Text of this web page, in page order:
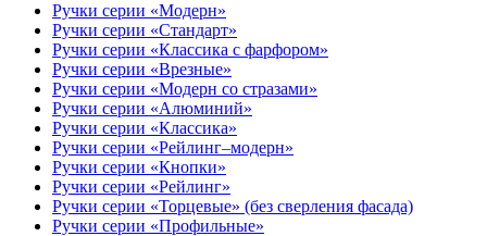
Ручки серии «Модерн»
Ручки серии «Стандарт»
Ручки серии «Классика с фарфором»
Ручки серии «Врезные»
Ручки серии «Модерн со стразами»
Ручки серии «Алюминий»
Ручки серии «Классика»
Ручки серии «Рейлинг–модерн»
Ручки серии «Кнопки»
Ручки серии «Рейлинг»
Ручки серии «Торцевые» (без сверления фасада)
Ручки серии «Профильные»